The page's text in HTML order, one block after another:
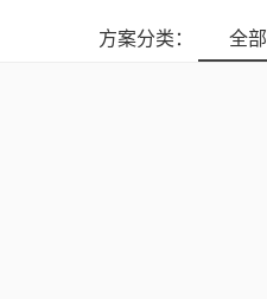
方案分类： 全部